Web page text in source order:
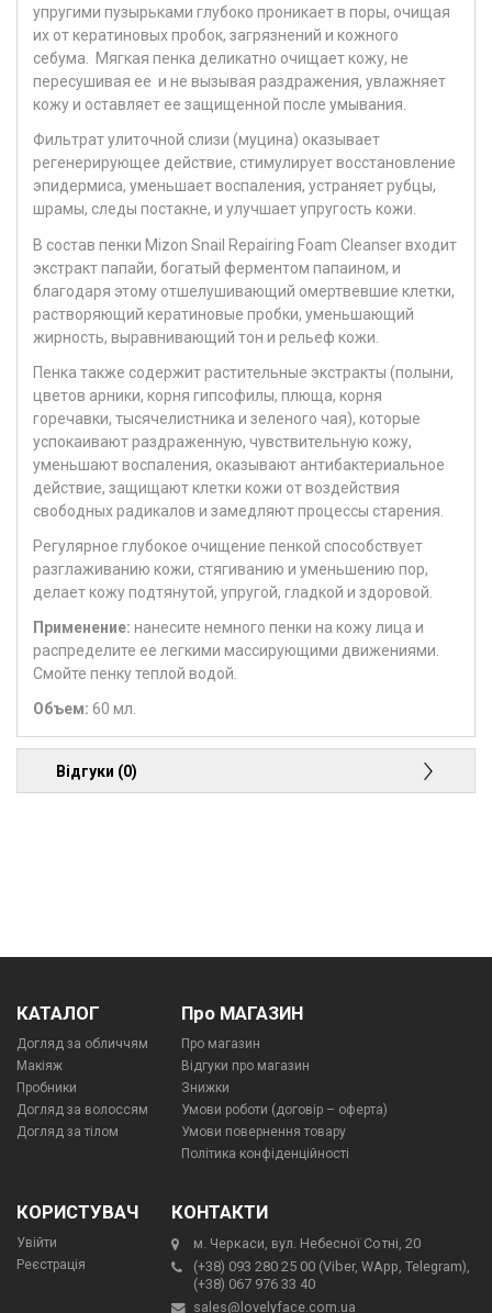
упругими пузырьками глубоко проникает в поры, очищая
их от кератиновых пробок, загрязнений и кожного
себума. Мягкая пенка деликатно очищает кожу, не
пересушивая ее и не вызывая раздражения, увлажняет
кожу и оставляет ее защищенной после умывания.
Фильтрат улиточной слизи (муцина) оказывает
регенерирующее действие, стимулирует восстановление
эпидермиса, уменьшает воспаления, устраняет рубцы,
шрамы, следы постакне, и улучшает упругость кожи.
В состав пенки Mizon Snail Repairing Foam Cleanser входит
экстракт папайи, богатый ферментом папаином, и
благодаря этому отшелушивающий омертвевшие клетки,
растворяющий кератиновые пробки, уменьшающий
жирность, выравнивающий тон и рельеф кожи.
Пенка также содержит растительные экстракты (полыни,
цветов арники, корня гипсофилы, плюща, корня
горечавки, тысячелистника и зеленого чая), которые
успокаивают раздраженную, чувствительную кожу,
уменьшают воспаления, оказывают антибактериальное
действие, защищают клетки кожи от воздействия
свободных радикалов и замедляют процессы старения.
Регулярное глубокое очищение пенкой способствует
разглаживанию кожи, стягиванию и уменьшению пор,
делает кожу подтянутой, упругой, гладкой и здоровой.
Применение: нанесите немного пенки на кожу лица и
распределите ее легкими массирующими движениями.
Смойте пенку теплой водой.
Объем: 60 мл.
Відгуки (0)
КАТАЛОГ
Догляд за обличчям
Макіяж
Пробники
Догляд за волоссям
Догляд за тілом
Про МАГАЗИН
Про магазин
Відгуки про магазин
Знижки
Умови роботи (договір – оферта)
Умови повернення товару
Політика конфіденційності
КОРИСТУВАЧ
Увійти
Реєстрація
КОНТАКТИ
м. Черкаси, вул. Небесної Сотні, 20
(+38) 093 280 25 00 (Viber, WApp, Telegram),
(+38) 067 976 33 40
sales@lovelyface.com.ua